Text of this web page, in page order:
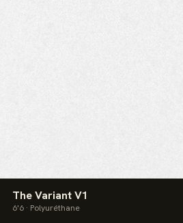
The Variant V1
6'6 · Polyuréthane